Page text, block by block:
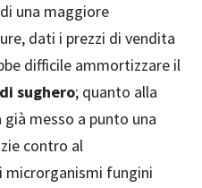
una maggiore
dati i prezzi di vendita
difficile ammortizzare il
sughero; quanto alla
già messo a punto una
contro al
microrganismi fungini